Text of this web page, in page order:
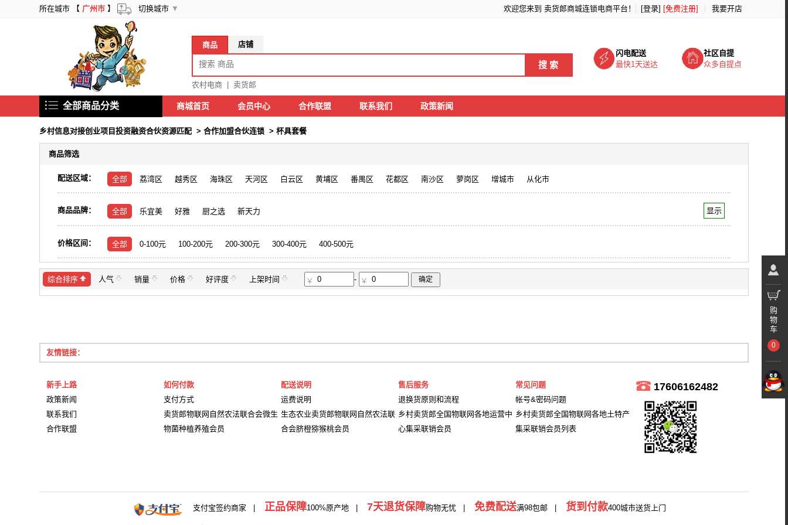
所在城市 【 广州市 】 切换城市 ▼ 欢迎您来到 卖货郎商城连锁电商平台 ！ [登录] [免费注册] 我要开店
商品 店铺
搜 索
农村电商 卖货郎
闪电配送
最快1天送达
社区自提
众多自提点
全部商品分类 商城首页 会员中心 合作联盟 联系我们 政策新闻
乡村信息对接创业项目投资融资合伙资源匹配 > 合作加盟合伙连锁 > 杯具套餐
商品筛选
配送区域： 全部 荔湾区 越秀区 海珠区 天河区 白云区 黄埔区 番禺区 花都区 南沙区 萝岗区 增城市 从化市
商品品牌： 显示
全部 乐宜美 好雅 厨之选 新天力
价格区间： 全部 0-100元 100-200元 200-300元 300-400元 400-500元
综合排序 人气 销量 价格 好评度 上架时间 - 确定
购
物
车
0
友情链接：
新手上路
政策新闻
联系我们
合作联盟
如何付款
支付方式
卖货郎物联网自然农法联合会微生
物菌种植养殖会员
配送说明
运费说明
生态农业卖货郎物联网自然农法联
合会脐橙猕猴桃会员
售后服务
退换货原则和流程
乡村卖货郎全国物联网各地运营中
心集采联销会员
常见问题
帐号&密码问题
乡村卖货郎全国物联网各地土特产
集采联销会员列表
17606162482
支付宝签约商家 | 正品保障100%原产地| 7天退货保障购物无忧 | 免费配送满98包邮 | 货到付款400城市送货上门